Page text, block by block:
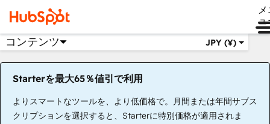
ュ
コンテンツ JPY (¥)
Starterを最大65％値引で利用
よりスマートなツールを、より低価格で。月間または年間サブス
クリプションを選択すると、Starterに特別価格が適用されま